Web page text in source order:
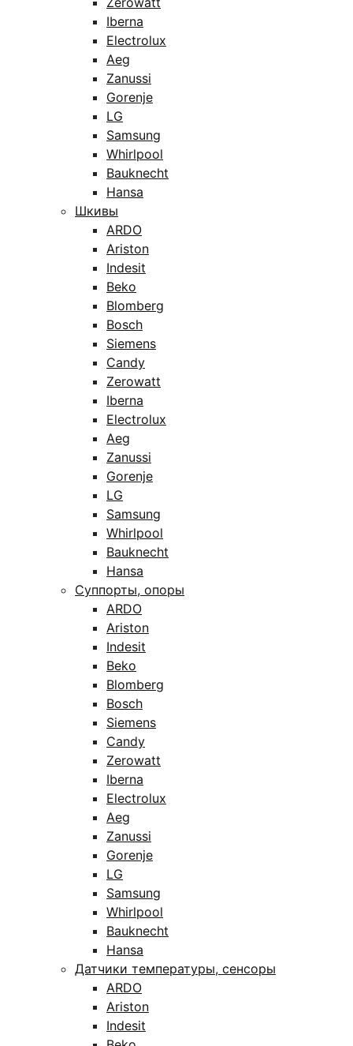
Iberna
Electrolux
Aeg
Zanussi
Gorenje
LG
Samsung
Whirlpool
Bauknecht
Hansa
Шкивы
ARDO
Ariston
Indesit
Beko
Blomberg
Bosch
Siemens
Candy
Zerowatt
Iberna
Electrolux
Aeg
Zanussi
Gorenje
LG
Samsung
Whirlpool
Bauknecht
Hansa
Суппорты, опоры
ARDO
Ariston
Indesit
Beko
Blomberg
Bosch
Siemens
Candy
Zerowatt
Iberna
Electrolux
Aeg
Zanussi
Gorenje
LG
Samsung
Whirlpool
Bauknecht
Hansa
Датчики температуры, сенсоры
ARDO
Ariston
Indesit